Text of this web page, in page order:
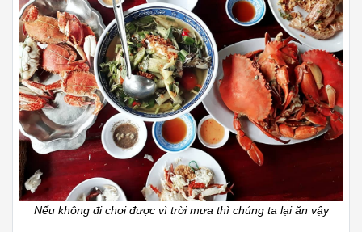
Nếu không đi chơi được vì trời mưa thì chúng ta lại ăn vậy